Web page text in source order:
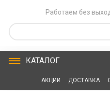
Работаем без
КАТАЛОГ
АКЦИИ ДОСТАВКА